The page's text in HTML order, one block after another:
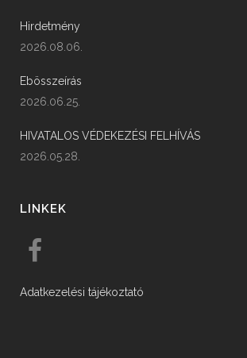
Hirdetmény
2026.08.06.
Ebösszeírás
2026.06.25.
HIVATALOS VÉDEKEZÉSI FELHÍVÁS
2026.05.28.
LINKEK
Adatkezelési tájékoztató